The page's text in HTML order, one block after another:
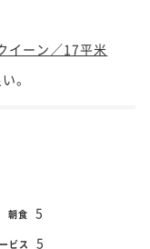
イーン／17平米
。
朝食 5
ビス 5